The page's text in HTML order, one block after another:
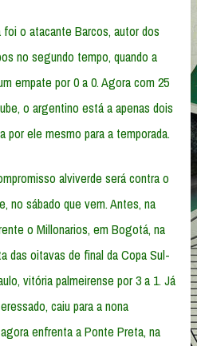
o atacante Barcos, autor dos
no segundo tempo, quando a
empate por 0 a 0. Agora com 25
o argentino está a apenas dois
por ele mesmo para a temporada.
alviverde será contra o
no sábado que vem. Antes, na
o Millonarios, em Bogotá, na
das oitavas de final da Copa Sul-
vitória palmeirense por 3 a 1. Já
caiu para a nona
enfrenta a Ponte Preta, na